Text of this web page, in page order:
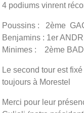
4 podiums vinrent
Poussins : 2ème
Benjamins : 1er
Minimes : 2ème
Le second tour est
toujours à Morestel
Merci pour leur